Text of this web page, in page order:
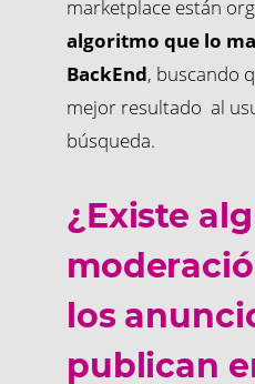
marketplace están
algoritmo que lo
BackEnd, buscando
mejor resultado al
búsqueda.
¿Existe
los
publican